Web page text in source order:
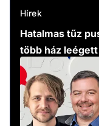
Hírek
Hatalmas tűz
több ház leégett